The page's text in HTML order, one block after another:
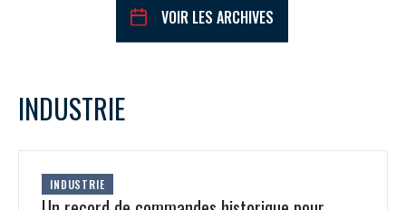
COMMUNIQUÉS DE PRESSE
PRÉSENTATION
VOIR LES ARCHIVES
L
1 2 3 4
5
13
15
INDUSTRIE
INDUSTRIE
PAS ENCORE ADHÉRENT ?
Rejoignez une filière d’excellence et développez